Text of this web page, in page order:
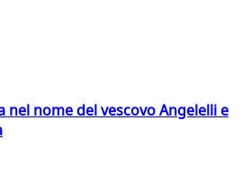
nel nome del vescovo Angelelli e